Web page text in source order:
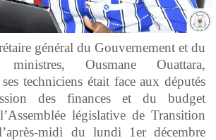
général du Gouvernement et du
Ousmane Ouattara,
techniciens était face aux députés
des finances et du budget
législative de Transition
midi du lundi 1er décembre